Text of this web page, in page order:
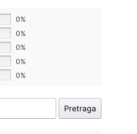
0%
0%
0%
0%
0%
Pretraga